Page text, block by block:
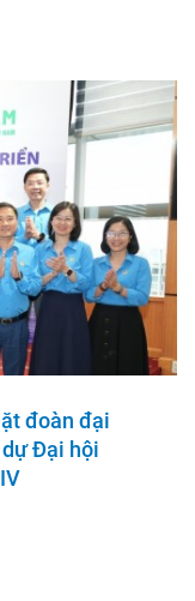
đoàn đại
Đại hội